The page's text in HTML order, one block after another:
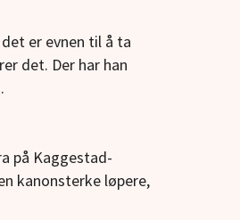
er evnen til å ta
det. Der har han
på Kaggestad-
kanonsterke løpere,